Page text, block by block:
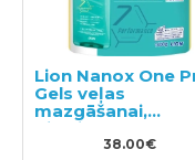
Lion Nanox One
Gels veļas
mazgāšanai,
pildviela 1400g
38.00€